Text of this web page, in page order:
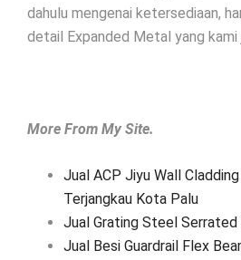
dahulu mengenai ketersediaan,
detail Expanded Metal yang kami
More From My Site.
Jual ACP Jiyu Wall
Terjangkau Kota Palu
Jual Grating Steel Serrated
Jual Besi Guardrail Flex